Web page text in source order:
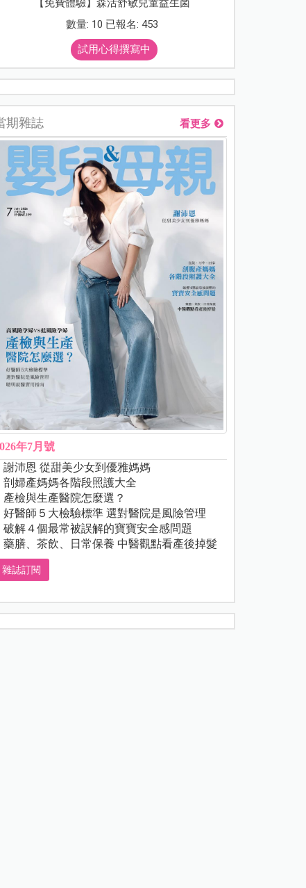
【免費體驗】森活舒敏兒童益生菌
數量: 10 已報名: 453
試用心得撰寫中
期雜誌 看更多
年7月號
謝沛恩 從甜美少女到優雅媽媽
剖婦產媽媽各階段照護大全
產檢與生產醫院怎麼選？
好醫師５大檢驗標準 選對醫院是風險管理
破解４個最常被誤解的寶寶安全感問題
藥膳、茶飲、日常保養 中醫觀點看產後掉髮
雜誌訂閱